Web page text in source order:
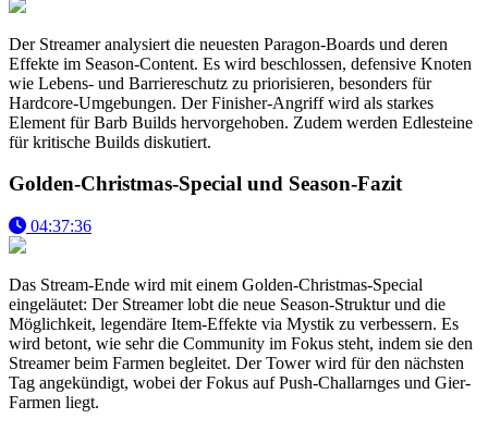
Der Streamer analysiert die neuesten Paragon-Boards und deren
Effekte im Season-Content. Es wird beschlossen, defensive Knoten
wie Lebens- und Barriereschutz zu priorisieren, besonders für
Hardcore-Umgebungen. Der Finisher-Angriff wird als starkes
Element für Barb Builds hervorgehoben. Zudem werden Edlesteine
für kritische Builds diskutiert.
Golden-Christmas-Special und Season-Fazit
04:37:36
Das Stream-Ende wird mit einem Golden-Christmas-Special
eingeläutet: Der Streamer lobt die neue Season-Struktur und die
Möglichkeit, legendäre Item-Effekte via Mystik zu verbessern. Es
wird betont, wie sehr die Community im Fokus steht, indem sie den
Streamer beim Farmen begleitet. Der Tower wird für den nächsten
Tag angekündigt, wobei der Fokus auf Push-Challarnges und Gier-
Farmen liegt.